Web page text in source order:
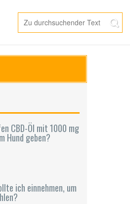
CBD-Öl mit 1000 mg
Hund geben?
ich einnehmen, um